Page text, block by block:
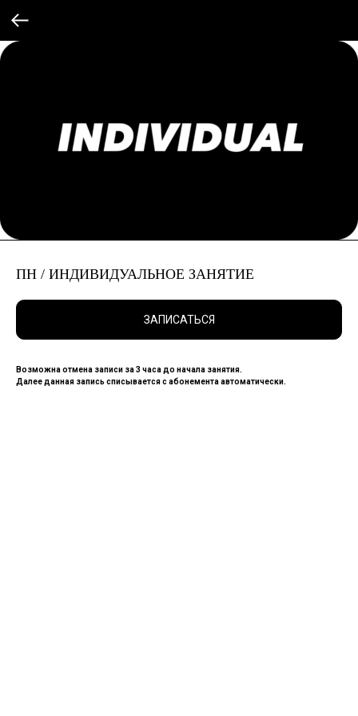
ПН / ИНДИВИДУАЛЬНОЕ ЗАНЯТИЕ
ЗАПИСАТЬСЯ
Возможна отмена записи за 3 часа до начала занятия.
Далее данная запись списывается с абонемента автоматически.